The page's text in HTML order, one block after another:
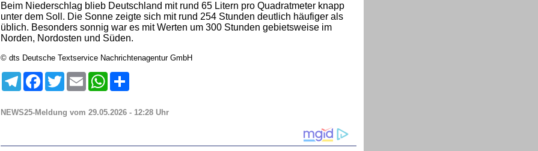
Beim Niederschlag blieb Deutschland mit rund 65 Litern pro Quadratmeter knapp
unter dem Soll. Die Sonne zeigte sich mit rund 254 Stunden deutlich häufiger als
üblich. Besonders sonnig war es mit Werten um 300 Stunden gebietsweise im
Norden, Nordosten und Süden.
© dts Deutsche Textservice Nachrichtenagentur GmbH
TelegramFacebookTwitter Email WhatsApp
NEWS25-Meldung vom 29.05.2026 - 12:28 Uhr